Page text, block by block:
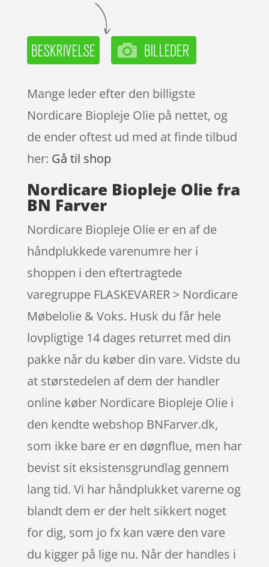
Mange leder efter den billigste
Nordicare Biopleje Olie på nettet, og
de ender oftest ud med at finde tilbud
her: Gå til shop
Nordicare Biopleje Olie fra
BN Farver
Nordicare Biopleje Olie er en af de
håndplukkede varenumre her i
shoppen i den eftertragtede
varegruppe FLASKEVARER > Nordicare
Møbelolie & Voks. Husk du får hele
lovpligtige 14 dages returret med din
pakke når du køber din vare. Vidste du
at størstedelen af dem der handler
online køber Nordicare Biopleje Olie i
den kendte webshop BNFarver.dk,
som ikke bare er en døgnflue, men har
bevist sit eksistensgrundlag gennem
lang tid. Vi har håndplukket varerne og
blandt dem er der helt sikkert noget
for dig, som jo fx kan være den vare
du kigger på lige nu. Når der handles i